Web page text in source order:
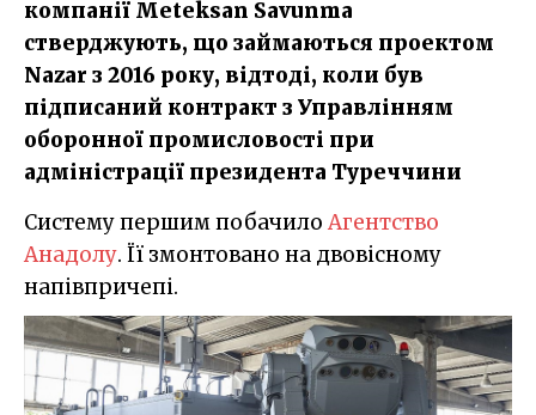
компанії Meteksan Savunma
стверджують, що займаються проектом
Nazar з 2016 року, відтоді, коли був
підписаний контракт з Управлінням
оборонної промисловості при
адміністрації президента Туреччини
Систему першим побачило Агентство
Анадолу. Її змонтовано на двовісному
напівпричепі.